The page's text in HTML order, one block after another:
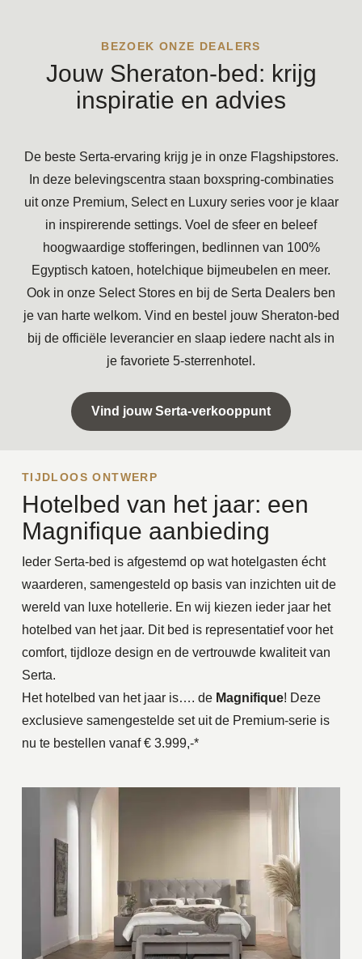
Jouw Sheraton-bed: krijg
inspiratie en advies
BEZOEK ONZE DEALERS
De beste Serta-ervaring krijg je in onze Flagshipstores.
In deze belevingscentra staan boxspring-combinaties
uit onze Premium, Select en Luxury series voor je klaar
in inspirerende settings. Voel de sfeer en beleef
hoogwaardige stofferingen, bedlinnen van 100%
Egyptisch katoen, hotelchique bijmeubelen en meer.
Ook in onze Select Stores en bij de Serta Dealers ben
je van harte welkom. Vind en bestel jouw Sheraton-bed
bij de officiële leverancier en slaap iedere nacht als in
je favoriete 5-sterrenhotel.
Vind jouw Serta-verkooppunt
Hotelbed van het jaar: een
Magnifique aanbieding
TIJDLOOS ONTWERP
Ieder Serta-bed is afgestemd op wat hotelgasten écht
waarderen, samengesteld op basis van inzichten uit de
wereld van luxe hotellerie. En wij kiezen ieder jaar het
hotelbed van het jaar. Dit bed is representatief voor het
comfort, tijdloze design en de vertrouwde kwaliteit van
Serta.
Het hotelbed van het jaar is…. de Magnifique! Deze
exclusieve samengestelde set uit de Premium-serie is
nu te bestellen vanaf € 3.999,-*